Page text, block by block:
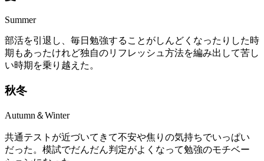
Summer
部活を引退し、毎日勉強することがしんどくなったりした時
期もあったけれど独自のリフレッシュ方法を編み出して苦し
い時期を乗り越えた。
秋冬
Autumn＆Winter
共通テストが近づいてきて不安や焦りの気持ちでいっぱい
だった。模試でだんだん判定がよくなって勉強のモチベー